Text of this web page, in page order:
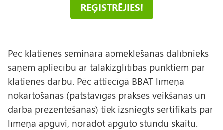
REĢISTRĒJIES!
Pēc klātienes semināra apmeklēšanas dalībnieks
saņem apliecību ar tālākizglītības punktiem par
klātienes darbu. Pēc attiecīgā BBAT līmeņa
nokārtošanas (patstāvīgās prakses veikšanas un
darba prezentēšanas) tiek izsniegts sertifikāts par
līmeņa apguvi, norādot apgūto stundu skaitu.